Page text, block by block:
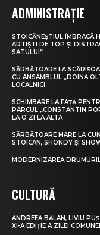
ADMINISTRAȚIE
STOICĂNEȘTIUL ÎMBRACĂ
ARTIȘTI DE TOP ȘI
SATULUI”
SĂRBĂTOARE LA
CU ANSAMBLUL „DOINA
LOCALNICI
SCHIMBARE LA FAȚĂ
PARCUL „CONSTANTIN
LA O ZI LA ALTA
SĂRBĂTOARE MARE LA
STOICAN, SHONDY ȘI
MODERNIZAREA
CULTURĂ
ANDREEA BĂLAN, LIVIU
XI-A EDIȚIE A ZILEI